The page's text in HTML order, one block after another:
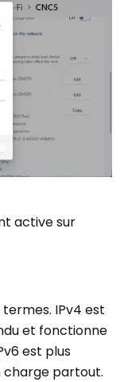
active sur
IPv4 est
et fonctionne
est plus
charge partout.